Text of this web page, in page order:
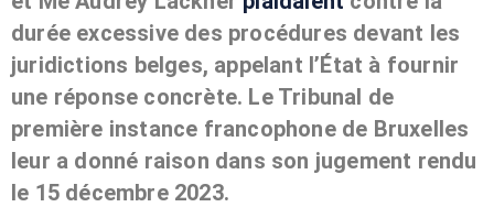
durée excessive des procédures devant les
juridictions belges, appelant l’État à fournir
une réponse concrète. Le Tribunal de
première instance francophone de Bruxelles
leur a donné raison dans son jugement rendu
le 15 décembre 2023.